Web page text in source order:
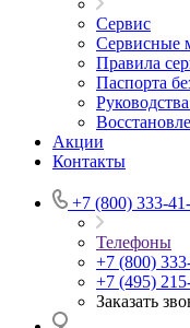
Сервис
Сервисные
Правила
Паспорта
Акции
Контакты
+7 (800) 333-
Телефоны
+7 (800)
+7 (495)
Заказать